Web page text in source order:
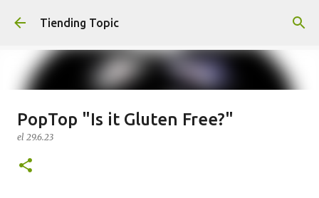
Ir al contenido principal
Tiending Topic
Maquillaje fluido Hydra Deliplus
210 cappuccino (nuevo)
el
PopTop "Is it Gluten Free?"
el 29.6.23